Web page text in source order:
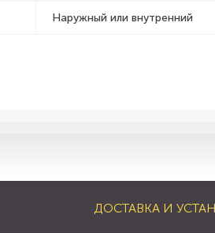
Наружный или внутренний
ДОСТАВКА И